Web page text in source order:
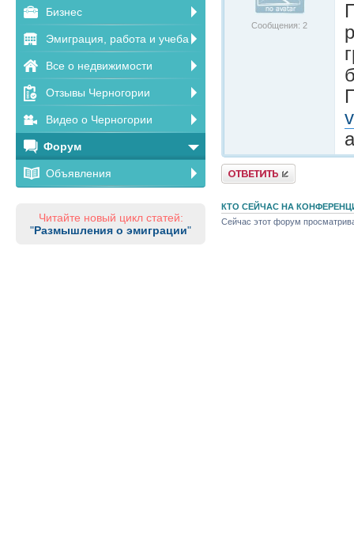
Бизнес
Эмиграция, работа и учеба
Все о недвижимости
Отзывы Черногории
Видео о Черногории
Форум
Объявления
Читайте новый цикл статей:
"Размышления о эмиграции"
Сообщения: 2
Ответить
КТО СЕЙЧАС НА
Сейчас этот форум